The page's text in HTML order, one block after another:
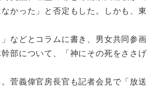
かった」と否定もした。しかも、東
などとコラムに書き、男女共同参画
部について、「神にその死をささげ
菅義偉官房長官も記者会見で「放送